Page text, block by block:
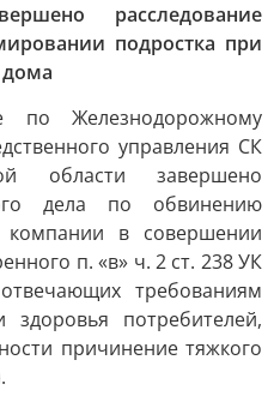
расследование
подростка при
по Железнодорожному
управления СК
области завершено
дела по обвинению
компании в совершении
п. «в» ч. 2 ст. 238 УК
требованиям
потребителей,
причинение тяжкого